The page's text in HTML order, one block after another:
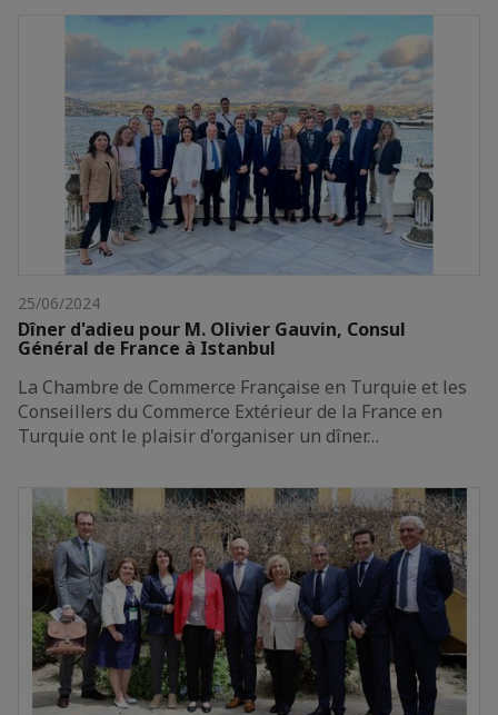
25/06/2024
Dîner d'adieu pour M. Olivier Gauvin, Consul
Général de France à Istanbul
La Chambre de Commerce Française en Turquie et les
Conseillers du Commerce Extérieur de la France en
Turquie ont le plaisir d'organiser un dîner…